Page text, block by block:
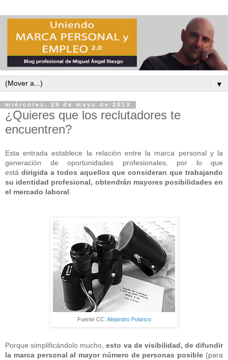
▼
miércoles, 29 de mayo de 2013
¿Quieres que los reclutadores te
encuentren?
Esta entrada establece la relación entre la marca personal y la
generación de oportunidades profesionales, por lo que
está dirigida a todos aquellos que consideran que trabajando
su identidad profesional, obtendrán mayores posibilidades en
el mercado laboral.
Fuente CC: Alejandro Polanco
Porque simplificándolo mucho,esto va de visibilidad, de difundir
la marca personal al mayor número de personas posible (para